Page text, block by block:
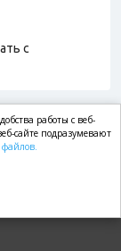
с
работы с веб-
сайте подразумевают
файлов.